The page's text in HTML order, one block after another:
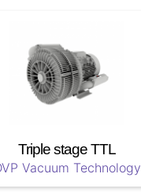
Triple stage TTL
Vacuum Technology